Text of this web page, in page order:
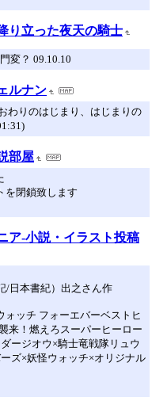
り立った夜天の騎士
変？ 09.10.10
ルナン
わりのはじまり、はじまりの
部屋
を閉鎖致します
ア-小説・イラスト投稿
/日本書紀）出之さん作
ッチ フォーエバーベストヒ
来！燃えろスーパーヒーロー
ージオウ×騎士竜戦隊リュウ
ズ×妖怪ウォッチ×オリジナル